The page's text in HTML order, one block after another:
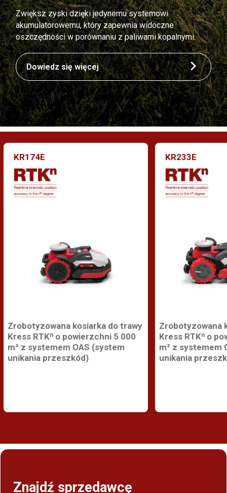
Zwiększ zyski dzięki jedynemu systemowi
akumulatorowemu, który zapewnia widoczne
oszczędności w porównaniu z paliwami kopalnymi.
Dowiedz się więcej
KR174E
Zrobotyzowana kosiarka do trawy
Kress RTKⁿ o powierzchni 5 000
m² z systemem OAS (system
unikania przeszkód)
KR233E
Zrobotyzowana
Kress RTKⁿ o
m² z systemem
unikania
Znajdź sprzedawcę